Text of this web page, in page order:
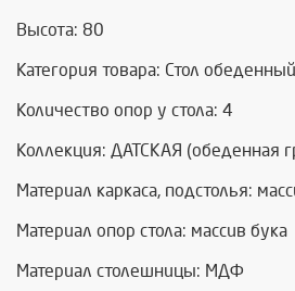
Высота: 80
Категория товара: Стол обеденный
Количество опор у стола: 4
Коллекция: ДАТСКАЯ (обеденная
Материал каркаса, подстолья:
Материал опор стола: массив бука
Материал столешницы: МДФ